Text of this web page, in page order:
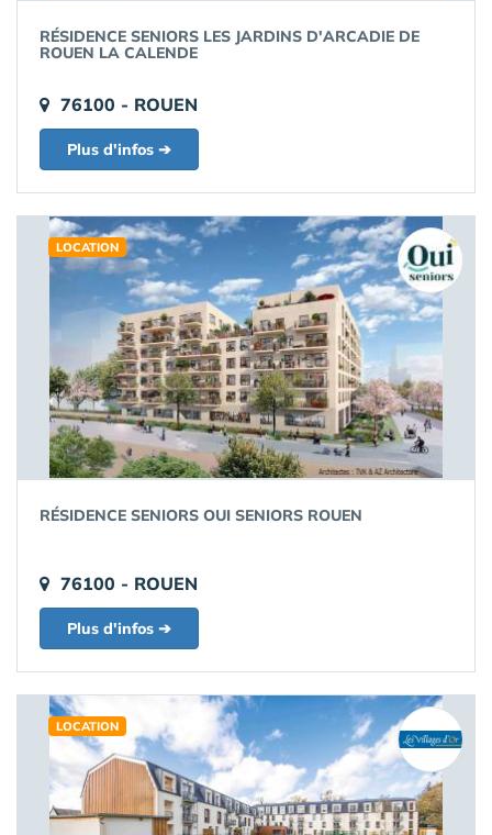
RÉSIDENCE SENIORS LES JARDINS D'ARCADIE DE
ROUEN LA CALENDE
76100 - ROUEN
Plus d'infos ➔
LOCATION
RÉSIDENCE SENIORS OUI SENIORS ROUEN
76100 - ROUEN
Plus d'infos ➔
LOCATION